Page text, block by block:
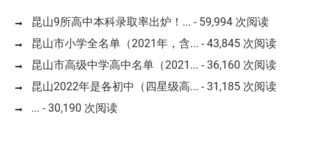
昆山9所高中本科录取率出炉！... - 59,994 次阅读
昆山市小学全名单（2021年，含... - 43,845 次阅读
昆山市高级中学高中名单（2021... - 36,160 次阅读
昆山2022年是各初中（四星级高... - 31,185 次阅读
... - 30,190 次阅读